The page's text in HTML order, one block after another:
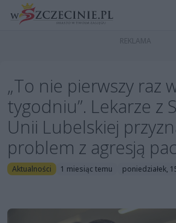
„To nie pierwszy raz
tygodniu”. Lekarze z
Unii Lubelskiej
problem z agresją
Aktualności 1 miesiąc temu poniedziałek,